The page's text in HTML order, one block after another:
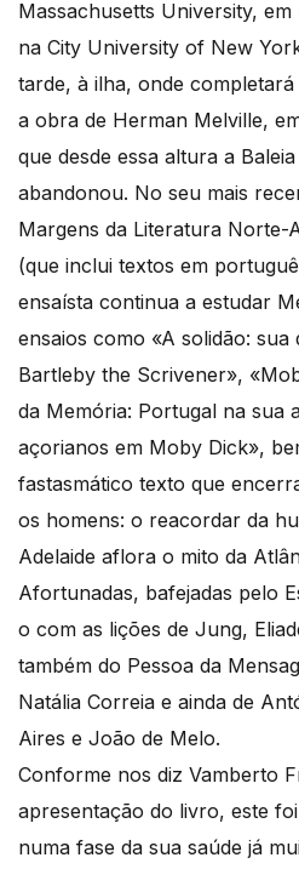
Massachusetts University,
na City University of New
tarde, à ilha, onde
a obra de Herman Melville,
que desde essa altura a
abandonou. No seu mais
Margens da Literatura Norte-
(que inclui textos em
ensaísta continua a estudar
ensaios como «A solidão: sua
Bartleby the Scrivener»,
da Memória: Portugal na sua
açorianos em Moby Dick»,
fastasmático texto que
os homens: o reacordar da
Adelaide aflora o mito da
Afortunadas, bafejadas pelo
o com as lições de Jung,
também do Pessoa da
Natália Correia e ainda de
Aires e João de Melo.
Conforme nos diz Vamberto
apresentação do livro, este
numa fase da sua saúde já